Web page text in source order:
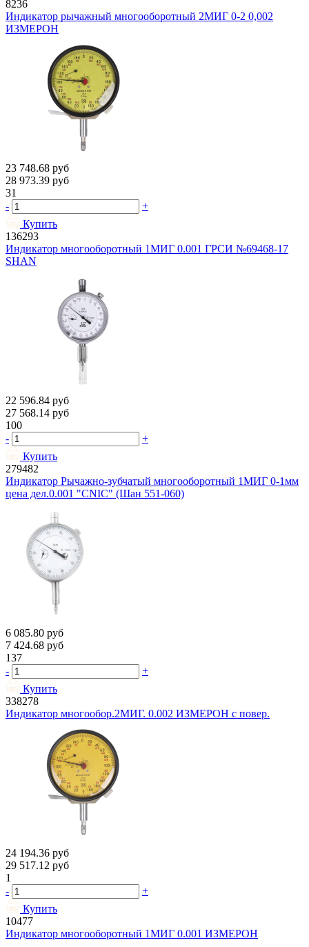
8236
Индикатор рычажный многооборотный 2МИГ 0-2 0,002
ИЗМЕРОН
23 748.68 руб
28 973.39 руб
31
-
+
Купить
136293
Индикатор многооборотный 1МИГ 0.001 ГРСИ №69468-17
SHAN
22 596.84 руб
27 568.14 руб
100
-
+
Купить
279482
Индикатор Рычажно-зубчатый многооборотный 1МИГ 0-1мм
цена дел.0.001 "CNIC" (Шан 551-060)
6 085.80 руб
7 424.68 руб
137
-
+
Купить
338278
Индикатор многообор.2МИГ. 0.002 ИЗМЕРОН с повер.
24 194.36 руб
29 517.12 руб
1
-
+
Купить
10477
Индикатор многооборотный 1МИГ 0.001 ИЗМЕРОН